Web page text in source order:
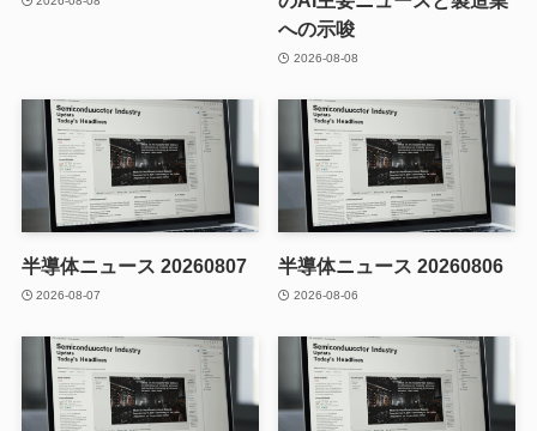
への示唆
2026-08-08
半導体ニュース 20260807
2026-08-07
半導体ニュース 20260806
2026-08-06